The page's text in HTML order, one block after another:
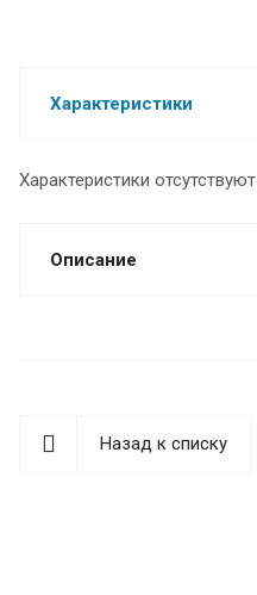
Характеристики
Характеристики отсутствуют
Описание
Назад к списку